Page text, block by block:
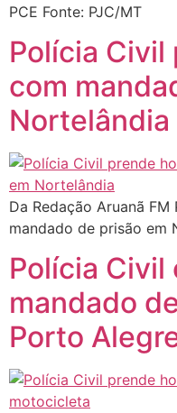
PCE Fonte: PJC/MT
Polícia Civil
com
Nortelândia
Da Redação Aruanã
mandado de prisão em
Polícia Civil
mandado
Porto